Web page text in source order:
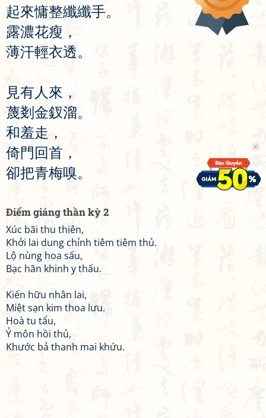
起來慵整纖纖手。
露濃花瘦 ，
薄汗輕衣透。
見有 人 來 ，
蔑剗 金釵溜。
和羞走 ，
倚門 回首 ，
卻把青梅嗅。
Điểm giáng thần kỳ 2
Xúc bãi thu thiên,
Khởi lai dung chỉnh tiêm tiêm thủ.
Lộ nùng hoa sấu,
Bạc hãn khinh y thấu.
Kiến hữu nhân lai,
Miệt sạn kim thoa lưu.
Hoà tu tẩu,
Ỷ môn hồi thủ,
Khước bả thanh mai khứu.